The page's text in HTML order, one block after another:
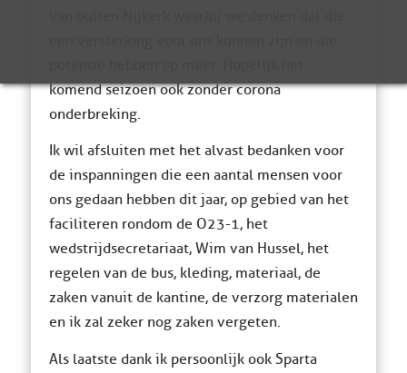
komend seizoen ook zonder corona
onderbreking.
Ik wil afsluiten met het alvast bedanken voor
de inspanningen die een aantal mensen voor
ons gedaan hebben dit jaar, op gebied van het
faciliteren rondom de O23-1, het
wedstrijdsecretariaat, Wim van Hussel, het
regelen van de bus, kleding, materiaal, de
zaken vanuit de kantine, de verzorg materialen
en ik zal zeker nog zaken vergeten.
Als laatste dank ik persoonlijk ook Sparta